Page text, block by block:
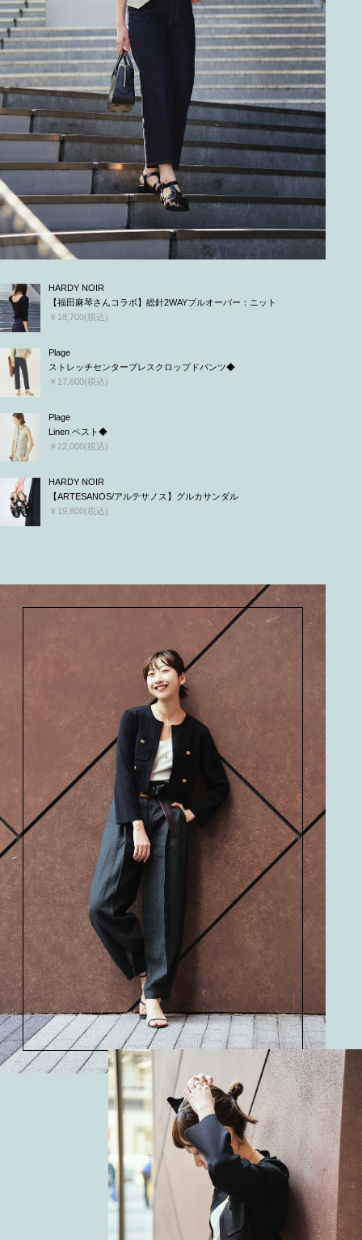
HARDY NOIR
【福田麻琴さんコラボ】総針2WAYプルオーバー：ニット
￥18,700(税込)
Plage
ストレッチセンタープレスクロップドパンツ◆
￥17,600(税込)
Plage
Linen ベスト◆
￥22,000(税込)
HARDY NOIR
【ARTESANOS/アルテサノス】グルカサンダル
￥19,800(税込)